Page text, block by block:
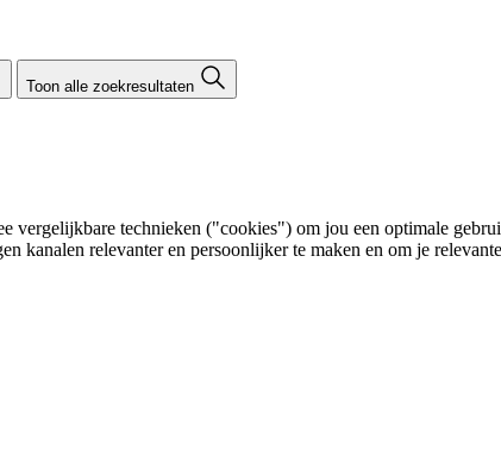
Toon alle zoekresultaten
vergelijkbare technieken ("cookies") om jou een optimale
kanalen relevanter en persoonlijker te maken en om je